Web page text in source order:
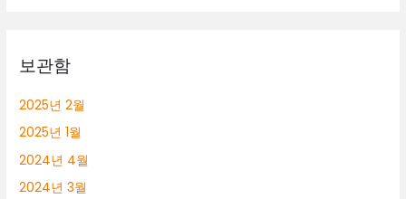
보관함
2025년 2월
2025년 1월
2024년 4월
2024년 3월